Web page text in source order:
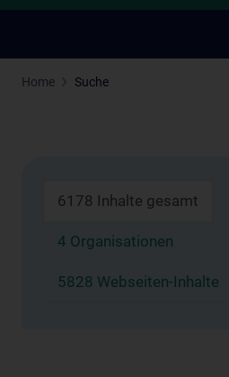
Home Suche
6178 Inhalte gesamt
4 Organisationen
5828 Webseiten-Inhalte